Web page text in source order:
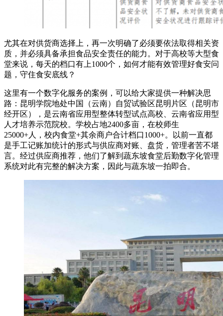
尤其在对供货商选择上，再一次明确了必须要依法取得相关资
质，并必须具备承担食品安全责任的能力。对于高校等大型食
堂来说，每天的档口有上1000个，如何才能有效管理好食安问
题，守住食安底线？
这里有一个数字化服务的案例，可以给大家提供一种解决思
路：昆明学院地处中国（云南）自贸试验区昆明片区（昆明市
经开区），是云南省应用型整体转型试点高校、云南省应用型
人才培养示范院校。学校占地2400多亩，在校师生
25000+人，校内食堂+其余商户合计档口1000+。以前一直都
是手工记账加统计的形式与供应商对账、盘货，管理者苦不堪
言。经过供应商推荐，他们了解到蔬东坡食堂后勤数字化管理
系统对此有完整的解决方案，因此与蔬东坡一拍即合。